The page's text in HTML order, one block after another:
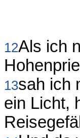
12Als ich
13sah ich
ein Licht,